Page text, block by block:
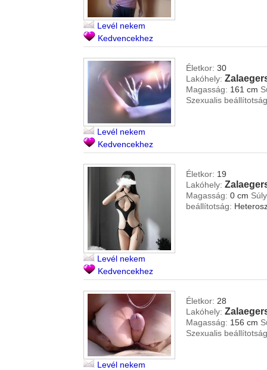
Levél nekem
Kedvencekhez
Levél nekem
Kedvencekhez
Életkor: 30
Lakóhely:
Magasság: 161 cm
Szexualis
Levél nekem
Kedvencekhez
Életkor: 19
Lakóhely:
Magasság: 0 cm
beállítotság:
Levél nekem
Életkor: 28
Lakóhely:
Magasság: 156 cm
Szexualis